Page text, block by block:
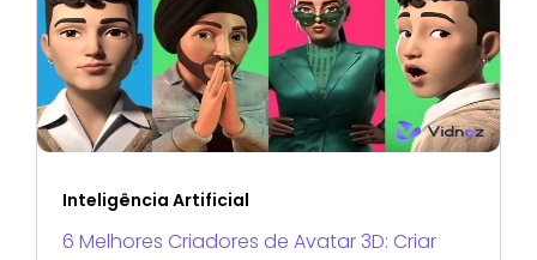
Inteligência Artificial
6 Melhores Criadores de Avatar 3D: Criar